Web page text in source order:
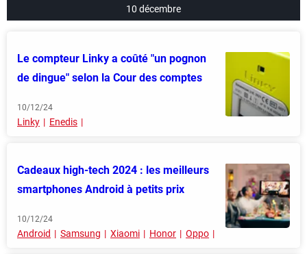
10 décembre
Le compteur Linky a coûté "un pognon
de dingue" selon la Cour des comptes
10/12/24
Linky Enedis
Cadeaux high-tech 2024 : les meilleurs
smartphones Android à petits prix
10/12/24
Android Samsung Xiaomi Honor Oppo